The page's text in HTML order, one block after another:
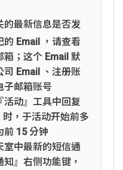
的最新信息是否发
Email ，请查看
；这个 Email 默
司 Email 、注册账
子邮箱账号
活动』工具中回复
时，于活动开始前多
前 15 分钟
室中最新的短信通
』右侧功能键，